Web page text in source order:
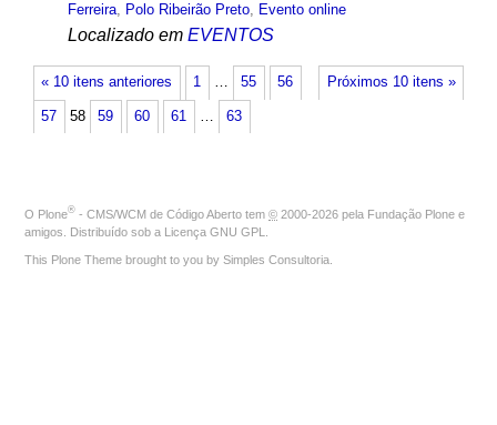
Ferreira, Polo Ribeirão Preto, Evento online
Localizado em EVENTOS
« 10 itens anteriores Próximos 10 itens »
1 … 55 56
57 58 59 60 61 … 63
O Plone® - CMS/WCM de Código Aberto tem © 2000-2026 pela Fundação Plone e
amigos. Distribuído sob a Licença GNU GPL
This Plone Theme brought to you by Simples Consultoria